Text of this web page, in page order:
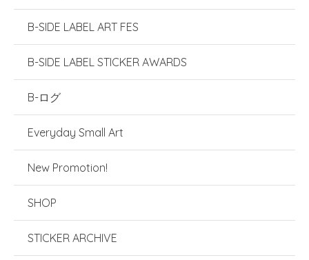
B-SIDE LABEL ART FES
B-SIDE LABEL STICKER AWARDS
B-ログ
Everyday Small Art
New Promotion!
SHOP
STICKER ARCHIVE